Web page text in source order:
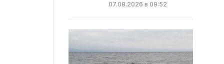
07.08.2026 в 09:52